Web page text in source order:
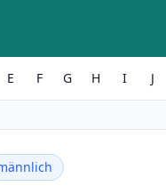
E F G H I J